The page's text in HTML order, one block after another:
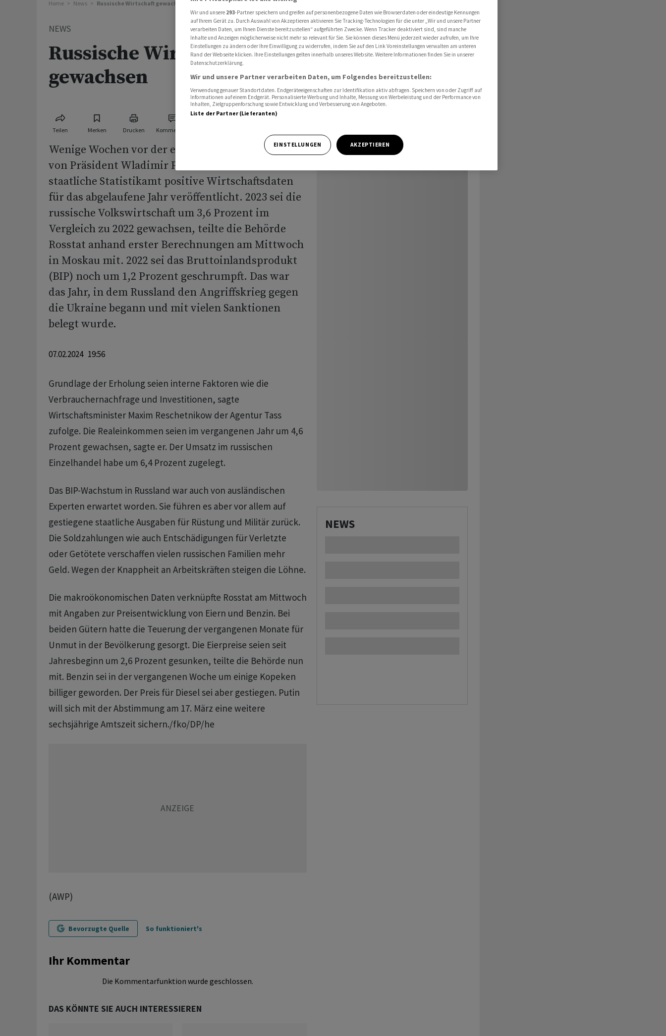
Home News Russische Wirtschaft gewachsen
NEWS
Russische Wirtschaft
gewachsen
Teilen Merken Drucken Kommentare
Wenige Wochen vor der erwarteten Wiederwahl
von Präsident Wladimir Putin in Russland hat das
staatliche Statistikamt positive Wirtschaftsdaten
für das abgelaufene Jahr veröffentlicht. 2023 sei die
russische Volkswirtschaft um 3,6 Prozent im
Vergleich zu 2022 gewachsen, teilte die Behörde
Rosstat anhand erster Berechnungen am Mittwoch
in Moskau mit. 2022 sei das Bruttoinlandsprodukt
(BIP) noch um 1,2 Prozent geschrumpft. Das war
das Jahr, in dem Russland den Angriffskrieg gegen
die Ukraine begann und mit vielen Sanktionen
belegt wurde.
07.02.2024 19:56
Grundlage der Erholung seien interne Faktoren wie die
Verbrauchernachfrage und Investitionen, sagte
Wirtschaftsminister Maxim Reschetnikow der Agentur Tass
zufolge. Die Realeinkommen seien im vergangenen Jahr um 4,6
Prozent gewachsen, sagte er. Der Umsatz im russischen
Einzelhandel habe um 6,4 Prozent zugelegt.
Das BIP-Wachstum in Russland war auch von ausländischen
Experten erwartet worden. Sie führen es aber vor allem auf
gestiegene staatliche Ausgaben für Rüstung und Militär zurück.
Die Soldzahlungen wie auch Entschädigungen für Verletzte
oder Getötete verschaffen vielen russischen Familien mehr
Geld. Wegen der Knappheit an Arbeitskräften steigen die Löhne.
Die makroökonomischen Daten verknüpfte Rosstat am Mittwoch
mit Angaben zur Preisentwicklung von Eiern und Benzin. Bei
beiden Gütern hatte die Teuerung der vergangenen Monate für
Unmut in der Bevölkerung gesorgt. Die Eierpreise seien seit
Jahresbeginn um 2,6 Prozent gesunken, teilte die Behörde nun
mit. Benzin sei in der vergangenen Woche um einige Kopeken
billiger geworden. Der Preis für Diesel sei aber gestiegen. Putin
will sich mit der Abstimmung am 17. März eine weitere
sechsjährige Amtszeit sichern./fko/DP/he
(AWP)
Bevorzugte Quelle So funktioniert's
Ihr Kommentar
Die Kommentarfunktion wurde geschlossen.
DAS KÖNNTE SIE AUCH INTERESSIEREN
NEWS
Wir und unsere 293-Partner speichern und greifen auf personenbezogene Daten wie Browserdaten oder eindeutige Kennungen
auf Ihrem Gerät zu. Durch Auswahl von Akzeptieren aktivieren Sie Tracking-Technologien für die unter „Wir und unsere Partner
verarbeiten Daten, um Ihnen Dienste bereitzustellen“ aufgeführten Zwecke. Wenn Tracker deaktiviert sind, sind manche
Inhalte und Anzeigen möglicherweise nicht mehr so relevant für Sie. Sie können dieses Menü jederzeit wieder aufrufen, um Ihre
Einstellungen zu ändern oder Ihre Einwilligung zu widerrufen, indem Sie auf den Link Voreinstellungen verwalten am unteren
Rand der Webseite klicken. Ihre Einstellungen gelten innerhalb unseres Website. Weitere Informationen finden Sie in unserer
Datenschutzerklärung.
Wir und unsere Partner verarbeiten Daten, um Folgendes bereitzustellen:
Verwendung genauer Standortdaten. Endgeräteeigenschaften zur Identifikation aktiv abfragen. Speichern von oder Zugriff auf
Informationen auf einem Endgerät. Personalisierte Werbung und Inhalte, Messung von Werbeleistung und der Performance von
Inhalten, Zielgruppenforschung sowie Entwicklung und Verbesserung von Angeboten.
Liste der Partner (Lieferanten)
EINSTELLUNGEN AKZEPTIEREN